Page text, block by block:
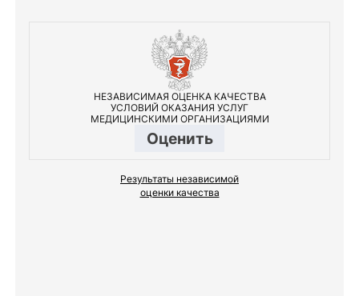
НЕЗАВИСИМАЯ ОЦЕНКА КАЧЕСТВА
УСЛОВИЙ ОКАЗАНИЯ УСЛУГ
МЕДИЦИНСКИМИ ОРГАНИЗАЦИЯМИ
Оценить
Результаты независимой
оценки качества